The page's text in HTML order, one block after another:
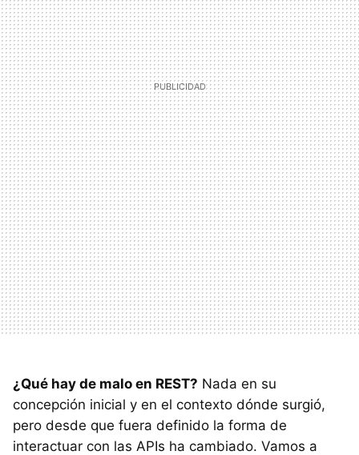
¿Qué hay de malo en REST? Nada en su
concepción inicial y en el contexto dónde surgió,
pero desde que fuera definido la forma de
interactuar con las APIs ha cambiado. Vamos a